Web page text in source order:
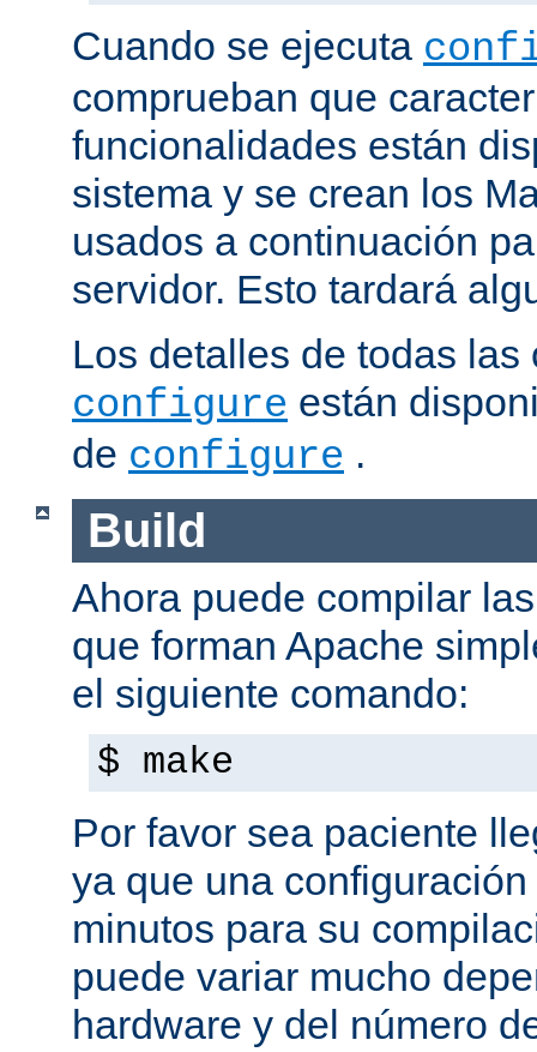
Cuando se ejecuta
comprueban que
funcionalidades están
sistema y se crean los
usados a continuación
servidor. Esto tardará
Los detalles de todas las
configure están
de configure .
Build
Ahora puede compilar
que forman Apache
el siguiente comando:
$ make
Por favor sea paciente
ya que una
minutos para su
puede variar mucho
hardware y del número